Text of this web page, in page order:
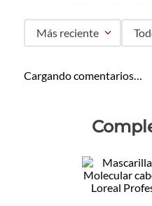
Más reciente
Cargando comentarios…